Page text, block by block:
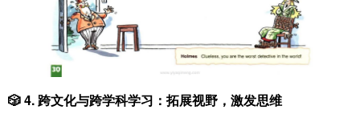
🎲 4. 跨文化与跨学科学习：拓展视野，激发思维